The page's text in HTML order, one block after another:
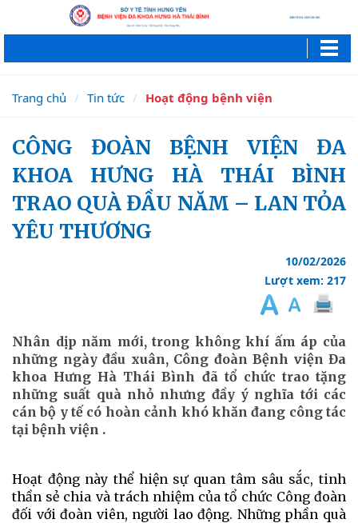
Trang chủ Tin tức Hoạt động bệnh viện
CÔNG ĐOÀN BỆNH VIỆN ĐA
KHOA HƯNG HÀ THÁI BÌNH
TRAO QUÀ ĐẦU NĂM – LAN TỎA
YÊU THƯƠNG
10/02/2026
Lượt xem: 217
Nhân dịp năm mới, trong không khí ấm áp của
những ngày đầu xuân, Công đoàn Bệnh viện Đa
khoa Hưng Hà Thái Bình đã tổ chức trao tặng
những suất quà nhỏ nhưng đầy ý nghĩa tới các
cán bộ y tế có hoàn cảnh khó khăn đang công tác
tại bệnh viện .
Hoạt động này thể hiện sự quan tâm sâu sắc, tinh
thần sẻ chia và trách nhiệm của tổ chức Công đoàn
đối với đoàn viên, người lao động. Những phần quà